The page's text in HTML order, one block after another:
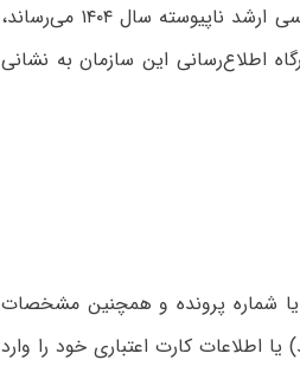
به اطلاع متقاضیان حاضر در جلسه آزمون ورودی مقطع کارشناسی ارشد ناپیوسته سال ۱۴۰۴ می‌رساند،
اطلاع‌رسانی این سازمان به نشانی
شماره پرونده و همچنین مشخصات
یا اطلاعات کارت اعتباری خود را وارد